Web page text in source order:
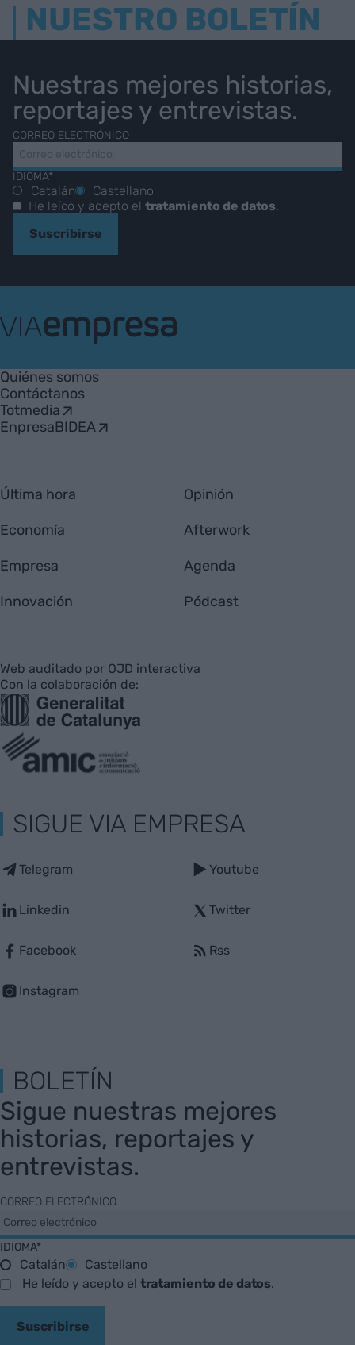
NUESTRO BOLETÍN
Nuestras mejores historias,
reportajes y entrevistas.
CORREO ELECTRÓNICO
IDIOMA*
Catalán
Castellano
He leído y acepto el tratamiento de datos.
Suscribirse
Empresa
Quiénes somos
Contáctanos
Totmedia
EnpresaBIDEA
Última hora
Economía
Empresa
Innovación
Opinión
Afterwork
Agenda
Pódcast
Web auditado por OJD interactiva
Con la colaboración de:
SIGUE VIA EMPRESA
Telegram
Linkedin
Facebook
Instagram
Youtube
Twitter
Rss
BOLETÍN
Sigue nuestras mejores
historias, reportajes y
entrevistas.
CORREO ELECTRÓNICO
IDIOMA*
Catalán
Castellano
He leído y acepto el tratamiento de datos.
Suscribirse